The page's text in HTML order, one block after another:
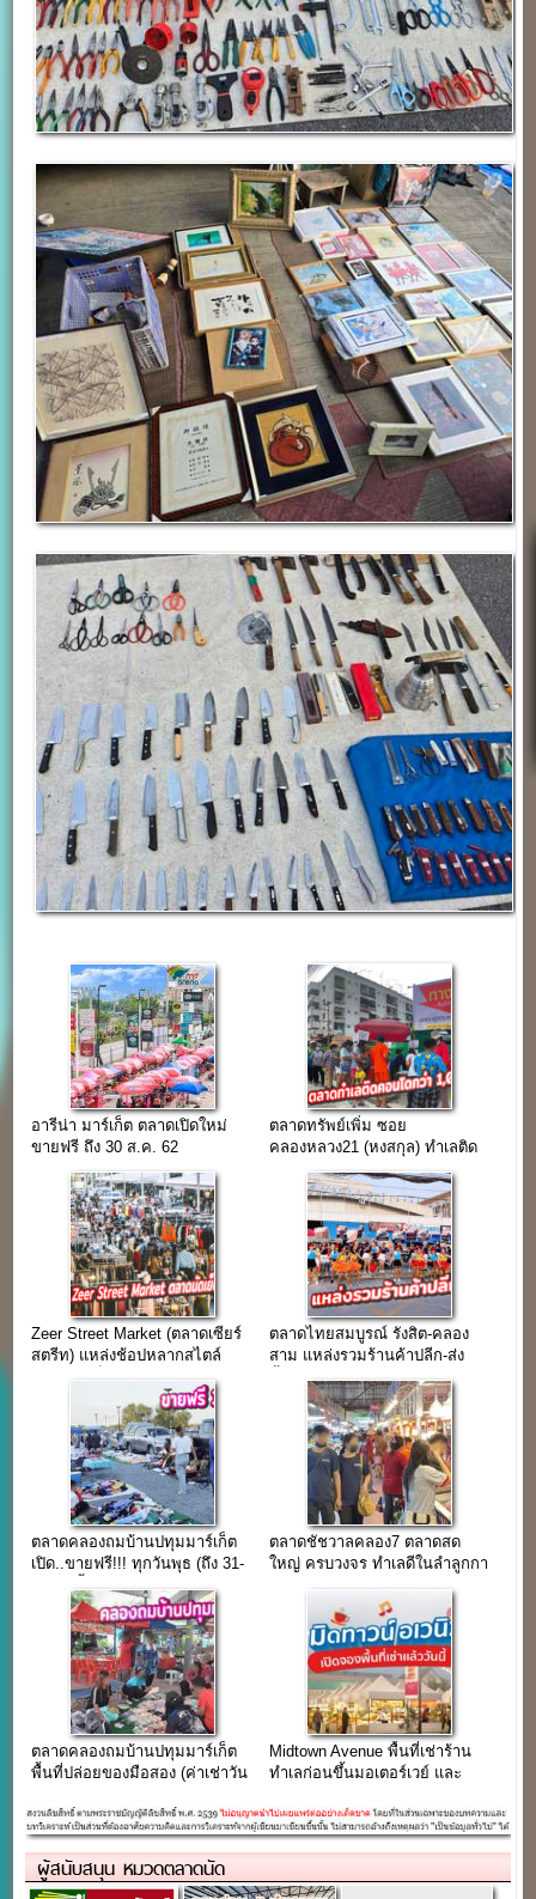
อารีน่า มาร์เก็ต ตลาดเปิดใหม่
ขายฟรี ถึง 30 ส.ค. 62
ตลาดทรัพย์เพิ่ม ซอย
คลองหลวง21 (หงสกุล) ทำเลติด
Zeer Street Market (ตลาดเซียร์
สตรีท) แหล่งช้อปหลากสไตล์
ตลาดนัดเย็นทำเลห้างดัง
ตลาดไทยสมบูรณ์ รังสิต-คลอง
สาม แหล่งรวมร้านค้าปลีก-ส่ง
พื้นที่ค้าขายครบวงจร
ตลาดคลองถมบ้านปทุมมาร์เก็ต
เปิด..ขายฟรี!!! ทุกวันพุธ (ถึง 31-
ตลาดชัชวาลคลอง7 ตลาดสด
ใหญ่ ครบวงจร ทำเลดีในลำลูกกา
ตลาดคลองถมบ้านปทุมมาร์เก็ต
พื้นที่ปล่อยของมือสอง (ค่าเช่าวัน
Midtown Avenue พื้นที่เช่าร้าน
ทำเลก่อนขึ้นมอเตอร์เวย์ และ
แล้ว..)
ผู้สนับสนุน หมวดตลาดนัด